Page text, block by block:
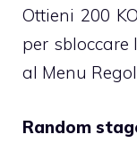
Ottieni 200
per sbloccare
al Menu
Random